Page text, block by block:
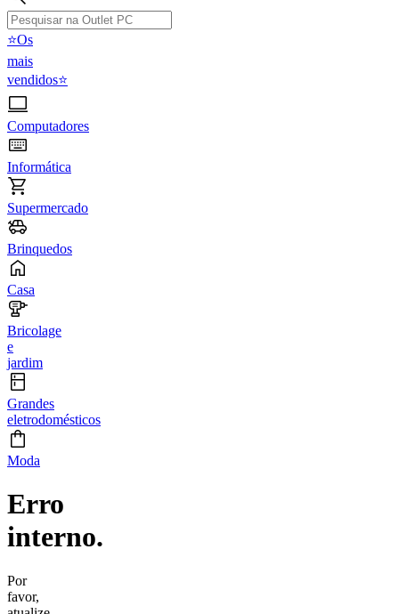
⭐Os
mais
vendidos⭐
Computadores
Informática
Supermercado
Brinquedos
Casa
Bricolage
e
jardim
Grandes
eletrodomésticos
Moda
Erro
interno.
Por
favor,